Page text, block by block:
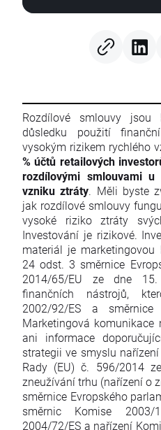
Rozdílové smlouvy
důsledku použití
vysokým rizikem rychlého
% účtů retailových
rozdílovými smlouvami
vzniku ztráty. Měli byste
jak rozdílové smlouvy
vysoké riziko ztráty
Investování je rizikové.
materiál je
24 odst. 3 směrnice
2014/65/EU ze dne
finančních nástrojů,
2002/92/ES a
Marketingová
ani informace
strategii ve smyslu
Rady (EU) č. 596/2014
zneužívání trhu (nařízení o
směrnice Evropského
směrnic Komise 2003/
2004/72/ES a nařízení